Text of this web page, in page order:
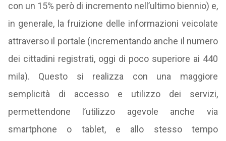
con un 15% però di incremento nell’ultimo biennio) e,
in generale, la fruizione delle informazioni veicolate
attraverso il portale (incrementando anche il numero
dei cittadini registrati, oggi di poco superiore ai 440
mila). Questo si realizza con una maggiore
semplicità di accesso e utilizzo dei servizi,
permettendone l’utilizzo agevole anche via
smartphone o tablet, e allo stesso tempo